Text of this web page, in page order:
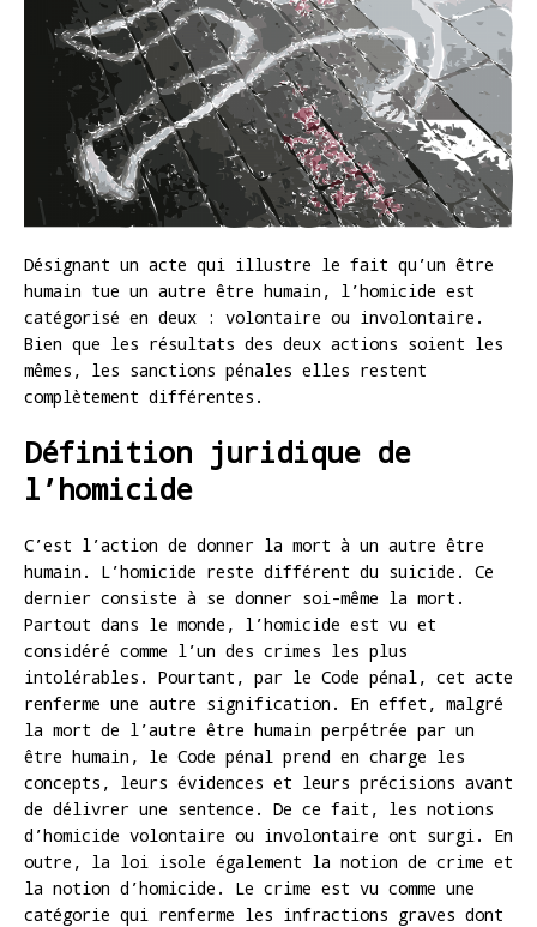
Désignant un acte qui illustre le fait qu’un être
humain tue un autre être humain, l’homicide est
catégorisé en deux : volontaire ou involontaire.
Bien que les résultats des deux actions soient les
mêmes, les sanctions pénales elles restent
complètement différentes.
Définition juridique de
l’homicide
C’est l’action de donner la mort à un autre être
humain. L’homicide reste différent du suicide. Ce
dernier consiste à se donner soi-même la mort.
Partout dans le monde, l’homicide est vu et
considéré comme l’un des crimes les plus
intolérables. Pourtant, par le Code pénal, cet acte
renferme une autre signification. En effet, malgré
la mort de l’autre être humain perpétrée par un
être humain, le Code pénal prend en charge les
concepts, leurs évidences et leurs précisions avant
de délivrer une sentence. De ce fait, les notions
d’homicide volontaire ou involontaire ont surgi. En
outre, la loi isole également la notion de crime et
la notion d’homicide. Le crime est vu comme une
catégorie qui renferme les infractions graves dont